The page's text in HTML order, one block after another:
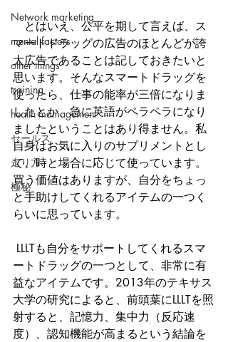
Network marketing
mental factors
other things
training
health mamagement
セールス
走り方
極秘
とはいえ、公平を期して言えば、ス
マートドラッグの広告のほとんどが誇
大広告であることは記しておきたいと
思います。そんなスマートドラッグを
使ったら、仕事の能率が三倍になりま
したとか、急に英語がペラペラになり
ましたということはあり得ません。私
自身はお気に入りのサプリメントとし
て、時と場合に応じて使っています。
買う価値はありますが、自分をちょっ
と手助けしてくれるアイテムの一つく
らいに思っています。
ートドラッグの一つとして、非常に有
益なアイテムです。2013年のテキサス
大学の研究によると、前頭葉にLLLTを照
射すると、記憶力、集中力（反応速
度）、認知機能が高まるという結論を